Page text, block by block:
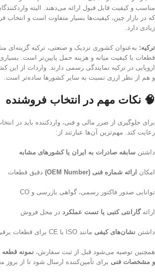
مناسب و کیفیت قابل قبول ارائه می‌دهند. البته
که در بازار چین، کیفیت‌ها بسیار متفاوت است و
زیادی دارد.
ترکیه: به‌عنوان کشوری نزدیک و صنعتی، ترکیه گزینه‌ای
قطعات با کیفیت میانه و هزینه حمل پایین‌تر است. بسیاری
اروپایی در ترکیه نمایندگی رسمی دارند. واردات از
و هم از نظر ارزی نسبت به سایر کشورها ساده‌تر است.
🧠 نکات مهم در انتخاب فروشنده
برای جلوگیری از ضرر مالی و فنی، واردکننده باید در
رعایت کند. مهم‌ترین آن‌ها عبارتند از:
داشتن سابقه صادرات به ایران یا کشورهای مشابه
امکان ارائه شماره فنی (OEM Number) دقیق قطعات
توانایی صدور فاکتور رسمی، گواهی بازرسی و CO
ارائهگارانتی کتبی یا تست عملکرد در محل فروش
داشتن نشان‌های کیفی مانند ISO یا CE برای قطعات برقی و حساس
همچنین توصیه می‌شود قبل از ثبت سفارش، نمونه قطعه
و مشخصات فنی برای تأمین‌کننده ارسال شود تا از بروز